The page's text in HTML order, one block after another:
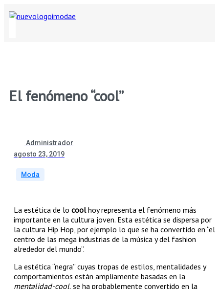
El fenómeno “cool”
Administrador
agosto 23, 2019
Moda
La estética de lo coolhoy representa el fenómeno más
importante en la cultura joven. Esta estética se dispersa por
la cultura Hip Hop, por ejemplo lo que se ha convertido en “el
centro de las mega industrias de la música y del fashion
alrededor del mundo”.
La estética “negra” cuyas tropas de estilos, mentalidades y
comportamientos están ampliamente basadas en la
mentalidad-cool, se ha probablemente convertido en la